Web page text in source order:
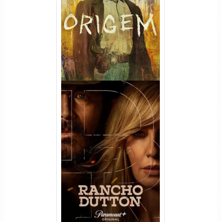
(2026) WEB-DL 1080p/4K
Dual Áudio
Rancho Dutton 1ª
Temporada Torrent (2026)
WEB-DL 1080p Dual Áudio